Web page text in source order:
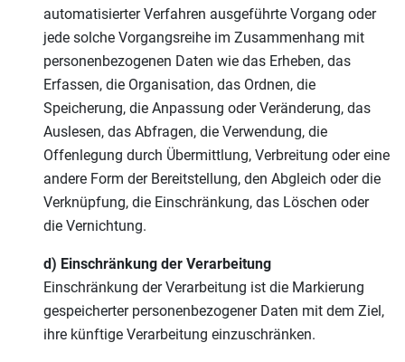
automatisierter Verfahren ausgeführte Vorgang oder
jede solche Vorgangsreihe im Zusammenhang mit
personenbezogenen Daten wie das Erheben, das
Erfassen, die Organisation, das Ordnen, die
Speicherung, die Anpassung oder Veränderung, das
Auslesen, das Abfragen, die Verwendung, die
Offenlegung durch Übermittlung, Verbreitung oder eine
andere Form der Bereitstellung, den Abgleich oder die
Verknüpfung, die Einschränkung, das Löschen oder
die Vernichtung.
d) Einschränkung der Verarbeitung
Einschränkung der Verarbeitung ist die Markierung
gespeicherter personenbezogener Daten mit dem Ziel,
ihre künftige Verarbeitung einzuschränken.